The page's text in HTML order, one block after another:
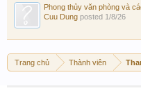
Phong thủy văn phòng và
Cuu Dung posted 1/8/26
Trang chủ Thành viên